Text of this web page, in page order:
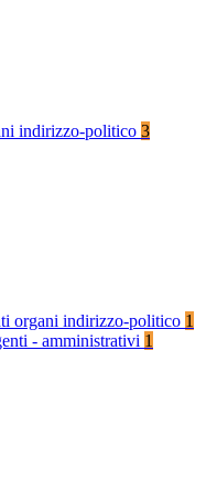
indirizzo-politico 3
organi indirizzo-politico 1
- amministrativi 1